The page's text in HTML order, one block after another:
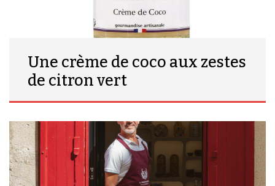
Une crème de coco aux zestes
de citron vert